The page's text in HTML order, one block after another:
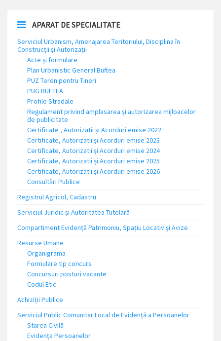
APARAT DE SPECIALITATE
Serviciul Urbanism, Amenajarea Teritoriului, Disciplina în
Construcții și Autorizații
Acte și formulare
Plan Urbanistic General Buftea
PUZ Teren pentru Tineri
PUG BUFTEA
Profile Stradale
Regulament privind amplasarea și autorizarea mijloacelor
de publicitate
Certificate , Autorizatii și Acorduri emise 2022
Certificate, Autorizatii și Acorduri emise 2023
Certificate, Autorizatii și Acorduri emise 2024
Certificate, Autorizatii și Acorduri emise 2025
Certificate, Autorizatii și Acorduri emise 2026
Consultări Publice
Registrul Agricol, Cadastru
Serviciul Juridic și Autoritatea Tutelară
Compartiment Evidență Patrimoniu, Spațiu Locativ și Avize
Resurse Umane
Organigrama
Formulare tip concurs
Concursuri posturi vacante
Codul Etic
Achiziții Publice
Serviciul Public Comunitar Local de Evidență a Persoanelor
Starea Civilă
Evidența Persoanelor